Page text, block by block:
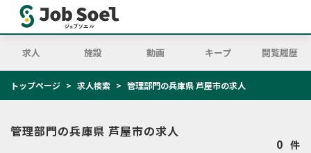
求人 施設 動画 キープ 閲覧履歴
トップページ 求人検索 管理部門の兵庫県 芦屋市の求人
管理部門の兵庫県 芦屋市の求人
0 件